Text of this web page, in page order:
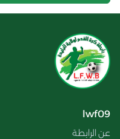
lwf09
عن الرابطة